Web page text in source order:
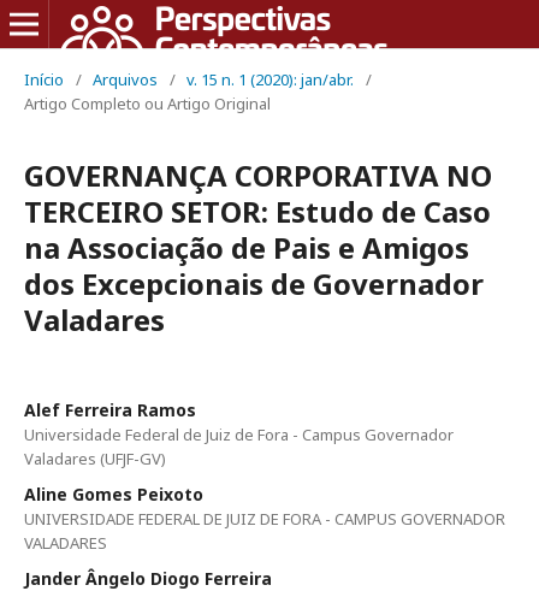
Início / Arquivos / v. 15 n. 1 (2020): jan/abr.
/
Artigo Completo ou Artigo Original
GOVERNANÇA CORPORATIVA NO
TERCEIRO SETOR: Estudo de Caso
na Associação de Pais e Amigos
dos Excepcionais de Governador
Valadares
Alef Ferreira Ramos
Universidade Federal de Juiz de Fora - Campus Governador
Valadares (UFJF-GV)
Aline Gomes Peixoto
UNIVERSIDADE FEDERAL DE JUIZ DE FORA - CAMPUS GOVERNADOR
VALADARES
Jander Ângelo Diogo Ferreira